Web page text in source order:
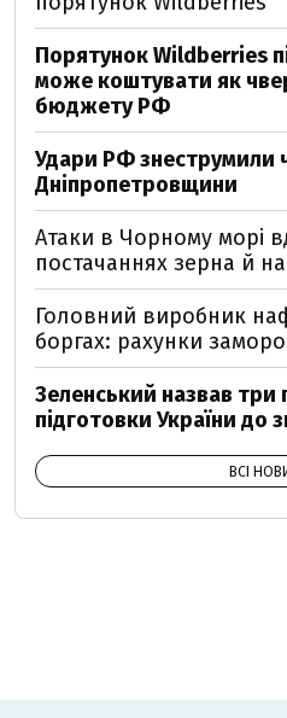
Порятунок Wildberries
може коштувати як
бюджету РФ
Удари РФ знеструмили
Дніпропетровщини
Атаки в Чорному морі
постачаннях зерна й
Головний виробник
боргах: рахунки
Зеленський назвав три
підготовки України до
ВСІ